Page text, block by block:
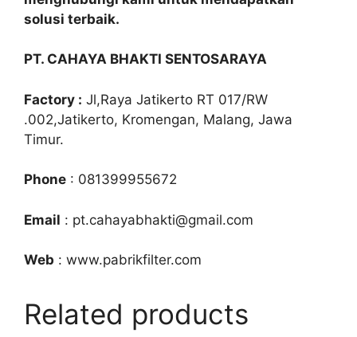
solusi terbaik.
PT. CAHAYA BHAKTI SENTOSARAYA
Factory : Jl,Raya Jatikerto RT 017/RW
.002,Jatikerto, Kromengan, Malang, Jawa
Timur.
Phone : 081399955672
Email : pt.cahayabhakti@gmail.com
Web : www.pabrikfilter.com
Related products